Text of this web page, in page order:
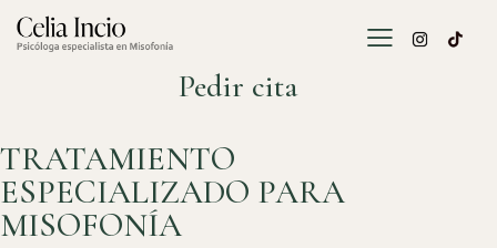
Pedir cita
TRATAMIENTO
ESPECIALIZADO PARA
MISOFONÍA